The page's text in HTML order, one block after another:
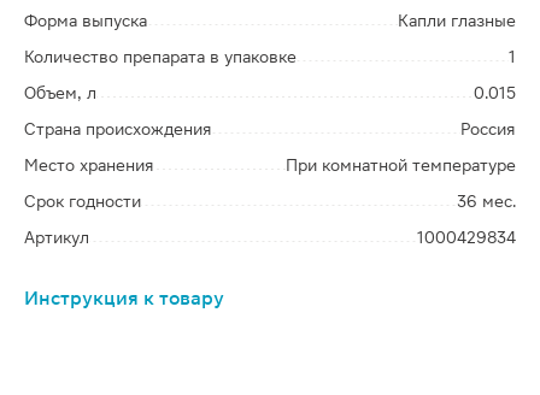
Форма выпуска
Капли глазные
Количество препарата в упаковке
1
Объем, л
0.015
Страна происхождения
Россия
Место хранения
При комнатной температуре
Срок годности
36 мес.
Артикул
1000429834
Инструкция к товару